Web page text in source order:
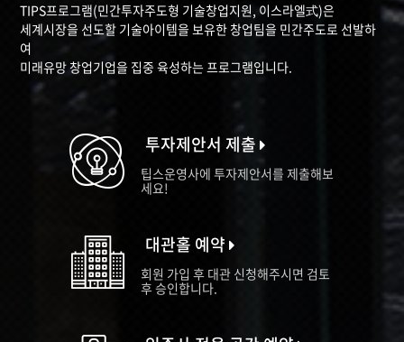
TIPS프로그램(민간투자주도형 기술창업지원, 이스라엘式)은
세계시장을 선도할 기술아이템을 보유한 창업팀을 민간주도로 선발하
여
미래유망 창업기업을 집중 육성하는 프로그램입니다.
투자제안서 제출
팁스운영사에 투자제안서를 제출해보
세요!
대관홀 예약
회원 가입 후 대관 신청해주시면 검토
후 승인합니다.